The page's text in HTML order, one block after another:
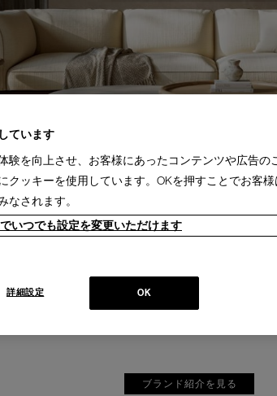
るグローバル家具ブランド。ヨーロッパの家具文化と日本
ブランド紹介を見る
ています
験を向上させ、お客様にあったコンテンツや広告の
クッキーを使用しています。OKを押すことでお客様
なされます。
いつでも設定を変更いただけます
OK
詳細設定